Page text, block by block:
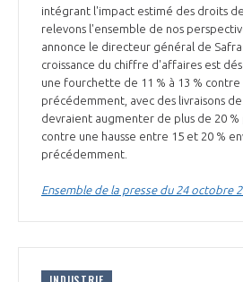
intégrant l'impact estimé des droits
relevons l'ensemble de nos
annonce le directeur général de
croissance du chiffre d'affaires est
une fourchette de 11 % à 13 % contre
précédemment, avec des livraisons
devraient augmenter de plus de 20 %
contre une hausse entre 15 et 20 %
précédemment.
Ensemble de la presse du 24 octobre